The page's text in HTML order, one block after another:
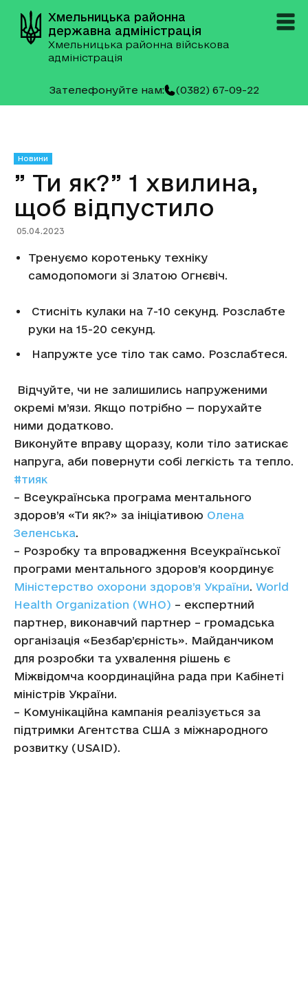
Хмельницька районна
державна адміністрація
Хмельницька районна військова
адміністрація
Зателефонуйте нам: (0382) 67-09-22
Новини
” Ти як?” 1 хвилина,
щоб відпустило
05.04.2023
Тренуємо коротеньку техніку
самодопомоги зі Златою Огнєвіч.
Стисніть кулаки на 7-10 секунд. Розслабте
руки на 15-20 секунд.
Напружте усе тіло так само. Розслабтеся.
Відчуйте, чи не залишились напруженими
окремі м’язи. Якщо потрібно — порухайте
ними додатково.
Виконуйте вправу щоразу, коли тіло затискає
напруга, аби повернути собі легкість та тепло.
#тияк
– Всеукраїнська програма ментального
здоров’я «Ти як?» за ініціативою Олена
Зеленська.
– Розробку та впровадження Всеукраїнської
програми ментального здоров’я координує
Міністерство охорони здоров’я України. World
Health Organization (WHO) – експертний
партнер, виконавчий партнер – громадська
організація «Безбар’єрність». Майданчиком
для розробки та ухвалення рішень є
Міжвідомча координаційна рада при Кабінеті
міністрів України.
– Комунікаційна кампанія реалізується за
підтримки Агентства США з міжнародного
розвитку (USAID).